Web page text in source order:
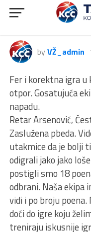
2.ŽLS, Ljubovija
46:68
by VŽ_admin
Fer i korektna igra u
otpor. Gosatujuća
napadu.
Retar Arsenović,
Zaslužena pbeda.
utakmice da je bolji
odigrali jako jako
postigli smo 18
odbrani. Naša ekipa
vidi i po broju
doći do igre koju
treniraju iskusnije